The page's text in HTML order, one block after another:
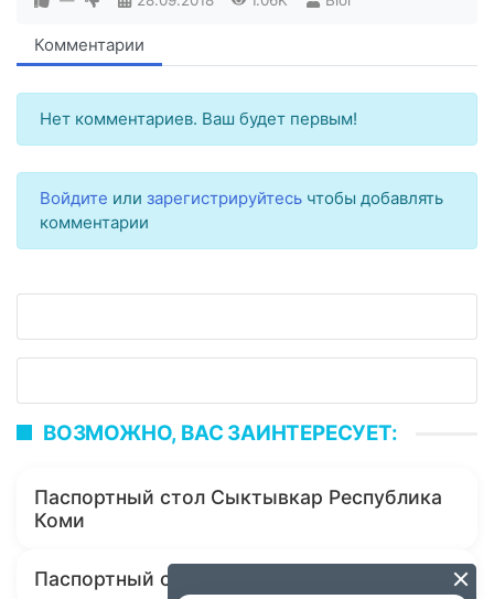
Комментарии
Нет комментариев. Ваш будет первым!
Войдите или зарегистрируйтесь чтобы добавлять
комментарии
ВОЗМОЖНО, ВАС ЗАИНТЕРЕСУЕТ:
Паспортный стол Сыктывкар Республика
Коми
Паспортный стол Кослан Республика Коми